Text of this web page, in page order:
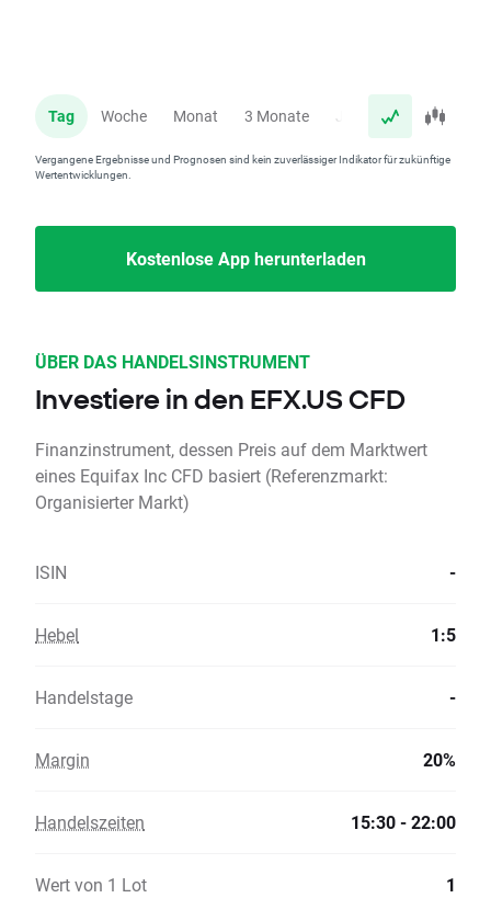
Tag Woche Monat 3 Monate Jahr
Vergangene Ergebnisse und Prognosen sind kein zuverlässiger Indikator für zukünftige
Wertentwicklungen.
Kostenlose App herunterladen
ÜBER DAS HANDELSINSTRUMENT
Investiere in den EFX.US CFD
Finanzinstrument, dessen Preis auf dem Marktwert
eines Equifax Inc CFD basiert (Referenzmarkt:
Organisierter Markt)
ISIN -
Hebel 1:5
Handelstage -
Margin 20%
Handelszeiten 15:30 - 22:00
Wert von 1 Lot 1